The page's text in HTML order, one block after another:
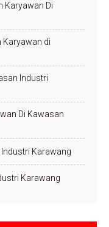
Karyawan Di
Karyawan di
Industri
Di Kawasan
Karawang
Karawang